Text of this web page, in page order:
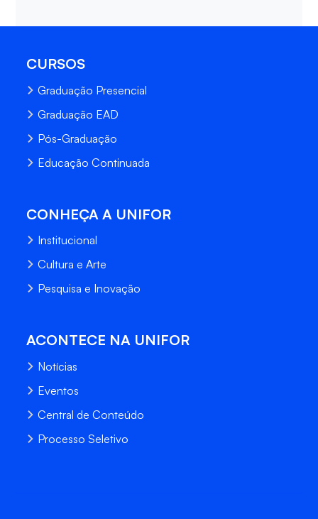
CURSOS
Graduação Presencial
Graduação EAD
Pós-Graduação
Educação Continuada
CONHEÇA A UNIFOR
Institucional
Cultura e Arte
Pesquisa e Inovação
ACONTECE NA UNIFOR
Notícias
Eventos
Central de Conteúdo
Processo Seletivo